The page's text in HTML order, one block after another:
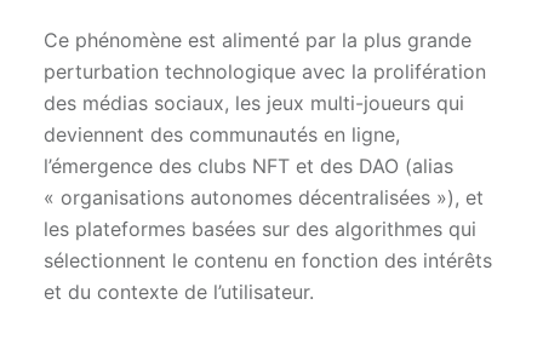
Ce phénomène est alimenté par la plus grande
perturbation technologique avec la prolifération
des médias sociaux, les jeux multi-joueurs qui
deviennent des communautés en ligne,
l’émergence des clubs NFT et des DAO (alias
« organisations autonomes décentralisées »), et
les plateformes basées sur des algorithmes qui
sélectionnent le contenu en fonction des intérêts
et du contexte de l’utilisateur.